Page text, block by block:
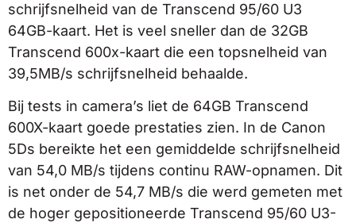
schrijfsnelheid van de Transcend 95/60 U3
64GB-kaart. Het is veel sneller dan de 32GB
Transcend 600x-kaart die een topsnelheid van
39,5MB/s schrijfsnelheid behaalde.
Bij tests in camera’s liet de 64GB Transcend
600X-kaart goede prestaties zien. In de Canon
5Ds bereikte het een gemiddelde schrijfsnelheid
van 54,0 MB/s tijdens continu RAW-opnamen. Dit
is net onder de 54,7 MB/s die werd gemeten met
de hoger gepositioneerde Transcend 95/60 U3-